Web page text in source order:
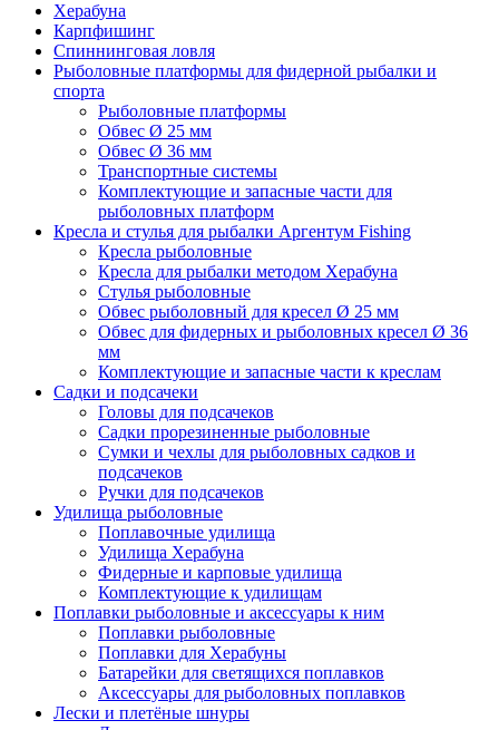
Херабуна
Карпфишинг
Спиннинговая ловля
Рыболовные платформы для фидерной рыбалки и
спорта
Рыболовные платформы
Обвес Ø 25 мм
Обвес Ø 36 мм
Транспортные системы
Комплектующие и запасные части для
рыболовных платформ
Кресла и стулья для рыбалки Аргентум Fishing
Кресла рыболовные
Кресла для рыбалки методом Херабуна
Стулья рыболовные
Обвес рыболовный для кресел Ø 25 мм
Обвес для фидерных и рыболовных кресел Ø 36
мм
Комплектующие и запасные части к креслам
Садки и подсачеки
Головы для подсачеков
Садки прорезиненные рыболовные
Сумки и чехлы для рыболовных садков и
подсачеков
Ручки для подсачеков
Удилища рыболовные
Поплавочные удилища
Удилища Херабуна
Фидерные и карповые удилища
Комплектующие к удилищам
Поплавки рыболовные и аксессуары к ним
Поплавки рыболовные
Поплавки для Херабуны
Батарейки для светящихся поплавков
Аксессуары для рыболовных поплавков
Лески и плетёные шнуры